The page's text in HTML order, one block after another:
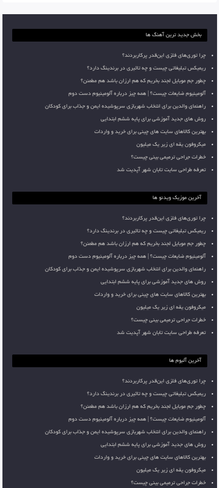
بخش جدید ترین آهنگ ها
چرا توری‌های فلزی این‌قدر پرکاربردند؟
ریمیکس تبلیغاتی چیست و چه تاثیری در برندینگ دارد؟
چطور جم موبایل لجند بخریم که هم ارزان باشد هم مطمئن؟
آلومینیوم ضایعات چیست؟ | همه چیز درباره آلومینیوم دست دوم
راهنمای والدین برای انتخاب شهربازی سرپوشیده ایمن و جذاب برای کودکان
روش های جدید آموزشی برای پایه ششم ابتدایی
بهترین کالاهای سایت های چینی برای خرید و واردات
میکروفون یقه ای زیر یک میلیون
خطرات جراحی ترمیمی بینی چیست؟
تعرفه طراحی سایت تابان شهر آپدیت شد
آخرین موزیک ویدئو ها
چرا توری‌های فلزی این‌قدر پرکاربردند؟
ریمیکس تبلیغاتی چیست و چه تاثیری در برندینگ دارد؟
چطور جم موبایل لجند بخریم که هم ارزان باشد هم مطمئن؟
آلومینیوم ضایعات چیست؟ | همه چیز درباره آلومینیوم دست دوم
راهنمای والدین برای انتخاب شهربازی سرپوشیده ایمن و جذاب برای کودکان
روش های جدید آموزشی برای پایه ششم ابتدایی
بهترین کالاهای سایت های چینی برای خرید و واردات
میکروفون یقه ای زیر یک میلیون
خطرات جراحی ترمیمی بینی چیست؟
تعرفه طراحی سایت تابان شهر آپدیت شد
آخرین آلبوم ها
چرا توری‌های فلزی این‌قدر پرکاربردند؟
ریمیکس تبلیغاتی چیست و چه تاثیری در برندینگ دارد؟
چطور جم موبایل لجند بخریم که هم ارزان باشد هم مطمئن؟
آلومینیوم ضایعات چیست؟ | همه چیز درباره آلومینیوم دست دوم
راهنمای والدین برای انتخاب شهربازی سرپوشیده ایمن و جذاب برای کودکان
روش های جدید آموزشی برای پایه ششم ابتدایی
بهترین کالاهای سایت های چینی برای خرید و واردات
میکروفون یقه ای زیر یک میلیون
خطرات جراحی ترمیمی بینی چیست؟